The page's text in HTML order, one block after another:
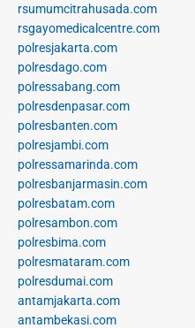
rsumumcitrahusada.com
rsgayomedicalcentre.com
polresjakarta.com
polresdago.com
polressabang.com
polresdenpasar.com
polresbanten.com
polresjambi.com
polressamarinda.com
polresbanjarmasin.com
polresbatam.com
polresambon.com
polresbima.com
polresmataram.com
polresdumai.com
antamjakarta.com
antambekasi.com